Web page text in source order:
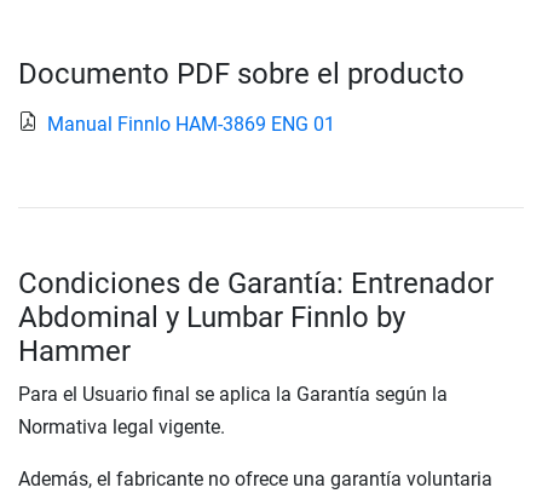
Documento PDF sobre el producto
Manual Finnlo HAM-3869 ENG 01
Condiciones de Garantía: Entrenador
Abdominal y Lumbar Finnlo by
Hammer
Para el Usuario final se aplica la Garantía según la
Normativa legal vigente.
Además, el fabricante no ofrece una garantía voluntaria